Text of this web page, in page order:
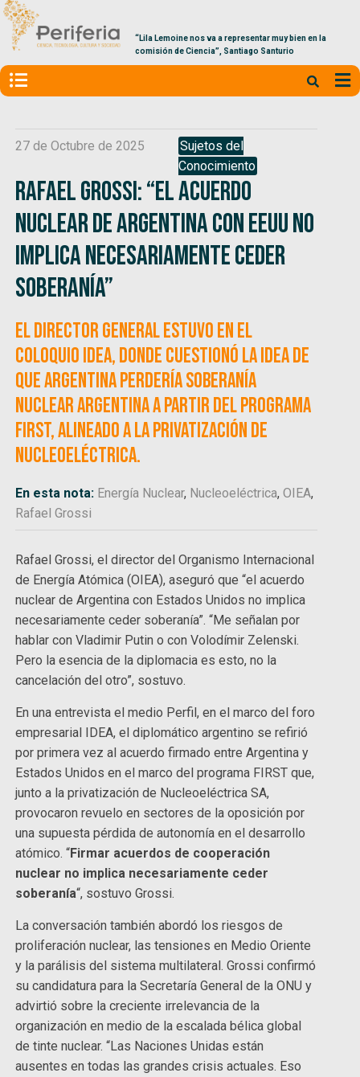
“Lila Lemoine nos va a representar muy bien en la
comisión de Ciencia”, Santiago Santurio
27 de Octubre de 2025
Sujetos del
Conocimiento
Rafael Grossi: “El acuerdo
nuclear de Argentina con EEUU no
implica necesariamente ceder
soberanía”
El director general estuvo en el
Coloquio IDEA, donde cuestionó la idea de
que Argentina perdería soberanía
nuclear argentina a partir del Programa
FIRST, alineado a la privatización de
Nucleoeléctrica.
En esta nota: Energía Nuclear, Nucleoeléctrica,OIEA,
Rafael Grossi
Rafael Grossi, el director del Organismo Internacional
de Energía Atómica (OIEA), aseguró que “el acuerdo
nuclear de Argentina con Estados Unidos no implica
necesariamente ceder soberanía”. “Me señalan por
hablar con Vladimir Putin o con Volodímir Zelenski.
Pero la esencia de la diplomacia es esto, no la
cancelación del otro”, sostuvo.
En una entrevista el medio Perfil, en el marco del foro
empresarial IDEA, el diplomático argentino se refirió
por primera vez al acuerdo firmado entre Argentina y
Estados Unidos en el marco del programa FIRST que,
junto a la privatización de Nucleoeléctrica SA,
provocaron revuelo en sectores de la oposición por
una supuesta pérdida de autonomía en el desarrollo
atómico. “Firmar acuerdos de cooperación
nuclear no implica necesariamente ceder
soberanía“, sostuvo Grossi.
La conversación también abordó los riesgos de
proliferación nuclear, las tensiones en Medio Oriente
y la parálisis del sistema multilateral. Grossi confirmó
su candidatura para la Secretaría General de la ONU y
advirtió sobre la creciente irrelevancia de la
organización en medio de la escalada bélica global
de tinte nuclear. “Las Naciones Unidas están
ausentes en todas las grandes crisis actuales. Eso